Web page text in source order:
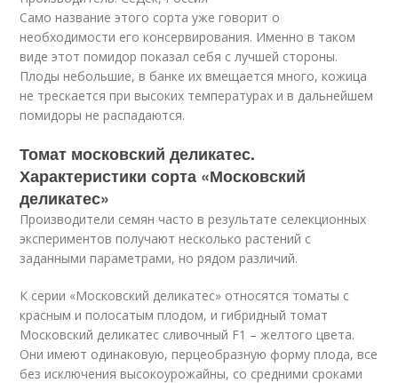
Само название этого сорта уже говорит о
необходимости его консервирования. Именно в таком
виде этот помидор показал себя с лучшей стороны.
Плоды небольшие, в банке их вмещается много, кожица
не трескается при высоких температурах и в дальнейшем
помидоры не распадаются.
Томат московский деликатес.
Характеристики сорта «Московский
деликатес»
Производители семян часто в результате селекционных
экспериментов получают несколько растений с
заданными параметрами, но рядом различий.
К серии «Московский деликатес» относятся томаты с
красным и полосатым плодом, и гибридный томат
Московский деликатес сливочный F1 – желтого цвета.
Они имеют одинаковую, перцеобразную форму плода, все
без исключения высокоурожайны, со средними сроками